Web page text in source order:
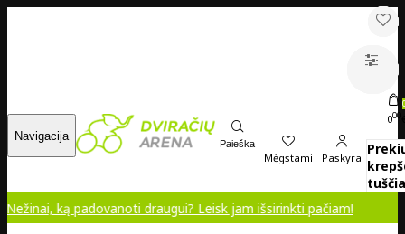
Navigacija
Paieška
Mėgstami Paskyra
000
ką padovanoti draugui? Leisk jam išsirinkti pačiam!